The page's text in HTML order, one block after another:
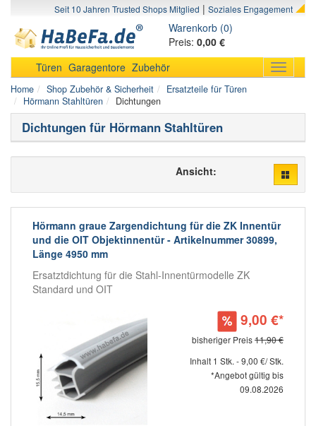
Seit 10 Jahren Trusted Shops Mitglied | Soziales Engagement
Warenkorb (0)
Preis: 0,00 €
Toggle
Türen Garagentore Zubehör
Home Shop Zubehör & Sicherheit
Ersatzteile für Türen
Hörmann Stahltüren
Dichtungen
Dichtungen für Hörmann Stahltüren
Ansicht:
Hörmann graue Zargendichtung für die ZK Innentür
und die OIT Objektinnentür - Artikelnummer 30899,
Länge 4950 mm
Ersatztdichtung für die Stahl-Innentürmodelle ZK
Standard und OIT
9,00 €*
bisheriger Preis11,90 €
Inhalt 1 Stk. - 9,00 €/ Stk.
*Angebot gültig bis
09.08.2026